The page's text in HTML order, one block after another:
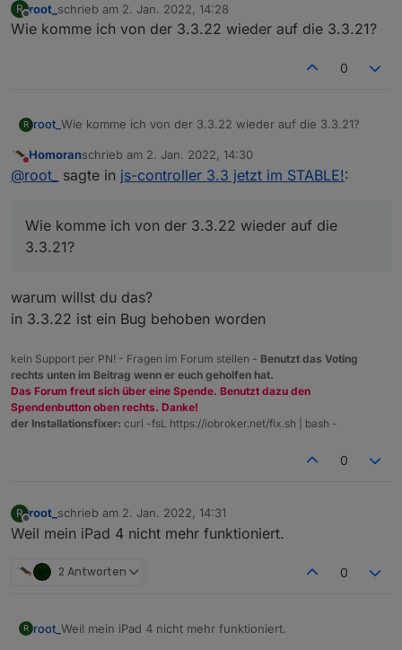
für den js-controller.
R
Offline
root_ schrieb am 2. Jan. 2022, 14:28
zuletzt editiert von
Wie komme ich von der 3.3.22 wieder auf die 3.3.21?
0
R root_ Wie komme ich von der 3.3.22 wieder auf die 3.3.21?
Nicht stören
Homoranschrieb am 2. Jan. 2022, 14:30
zuletzt editiert von
@root_ sagte in js-controller 3.3 jetzt im STABLE!:
Wie komme ich von der 3.3.22 wieder auf die
3.3.21?
warum willst du das?
in 3.3.22 ist ein Bug behoben worden
kein Support per PN! - Fragen im Forum stellen - Benutzt das Voting
rechts unten im Beitrag wenn er euch geholfen hat.
Das Forum freut sich über eine Spende. Benutzt dazu den
Spendenbutton oben rechts. Danke!
der Installationsfixer: curl -fsL https://iobroker.net/fix.sh | bash -
0
R
Offline
root_ schrieb am 2. Jan. 2022, 14:31
zuletzt editiert von
Weil mein iPad 4 nicht mehr funktioniert.
2 Antworten 0
R root_ Weil mein iPad 4 nicht mehr funktioniert.